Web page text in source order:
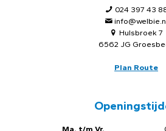
024 397 43
Hulsbroek 7
6562 JG
Plan Route
Ma. t/m Vr.